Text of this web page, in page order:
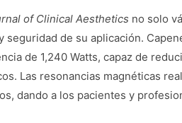
of Clinical Aesthetics no solo
seguridad de su aplicación.
de 1,240 Watts, capaz de
Las resonancias magnéticas
dando a los pacientes y